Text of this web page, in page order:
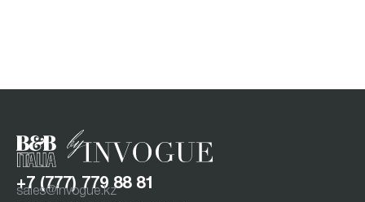
+7 (777) 779 88 81
sales@invogue.kz